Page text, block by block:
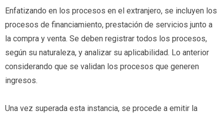
Enfatizando en los procesos en el extranjero, se incluyen los
procesos de financiamiento, prestación de servicios junto a
la compra y venta. Se deben registrar todos los procesos,
según su naturaleza, y analizar su aplicabilidad. Lo anterior
considerando que se validan los procesos que generen
ingresos.
Una vez superada esta instancia, se procede a emitir la